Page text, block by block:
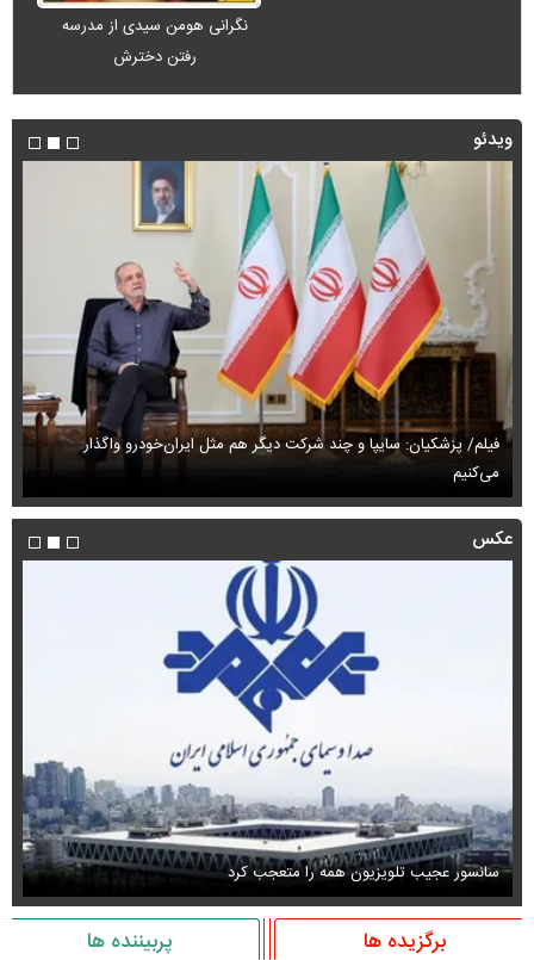
نگرانی هومن سیدی از مدرسه
رفتن دخترش
ویدئو
فیلم/ پزشکیان: سایپا و چند شرکت دیگر هم مثل ایران‌خودرو واگذار
می‌کنیم
عکس
سانسور عجیب تلویزیون همه را متعجب کرد
برگزیده ها پربیننده ها